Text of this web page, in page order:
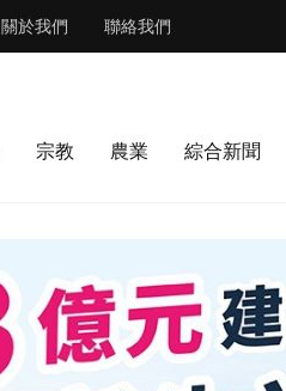
關於我們 聯絡我們
宗教 農業 綜合新聞